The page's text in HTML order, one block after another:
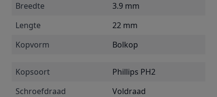
Breedte
3.9 mm
Lengte
22 mm
Kopvorm
Bolkop
Kopsoort
Phillips PH2
Schroefdraad
Voldraad